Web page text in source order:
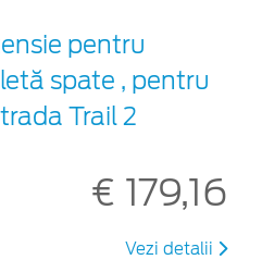
pentru
spate , pentru
Trail 2
€ 179,16
Vezi detalii